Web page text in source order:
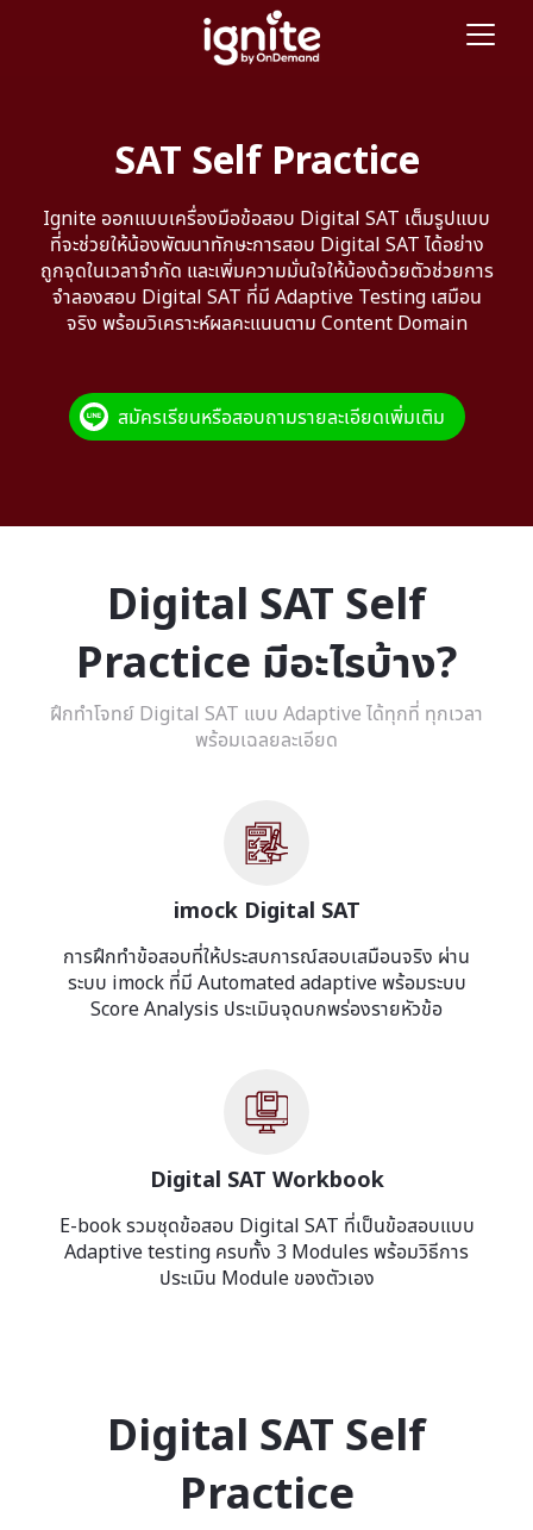
SAT Self Practice
Ignite ออกแบบเครื่องมือข้อสอบ Digital SAT เต็มรูปแบบ
ที่จะช่วยให้น้องพัฒนาทักษะการสอบ Digital SAT ได้อย่าง
ถูกจุดในเวลาจำกัด และเพิ่มความมั่นใจให้น้องด้วยตัวช่วยการ
จำลองสอบ Digital SAT ที่มี Adaptive Testing เสมือน
จริง พร้อมวิเคราะห์ผลคะแนนตาม Content Domain
สมัครเรียนหรือสอบถามรายละเอียดเพิ่มเติม
Digital SAT Self
Practice มีอะไรบ้าง?
ฝึกทำโจทย์ Digital SAT แบบ Adaptive ได้ทุกที่ ทุกเวลา
พร้อมเฉลยละเอียด
imock Digital SAT
การฝึกทำข้อสอบที่ให้ประสบการณ์สอบเสมือนจริง ผ่าน
ระบบ imock ที่มี Automated adaptive พร้อมระบบ
Score Analysis ประเมินจุดบกพร่องรายหัวข้อ
Digital SAT Workbook
E-book รวมชุดข้อสอบ Digital SAT ที่เป็นข้อสอบแบบ
Adaptive testing ครบทั้ง 3 Modules พร้อมวิธีการ
ประเมิน Module ของตัวเอง
Digital SAT Self
Practice